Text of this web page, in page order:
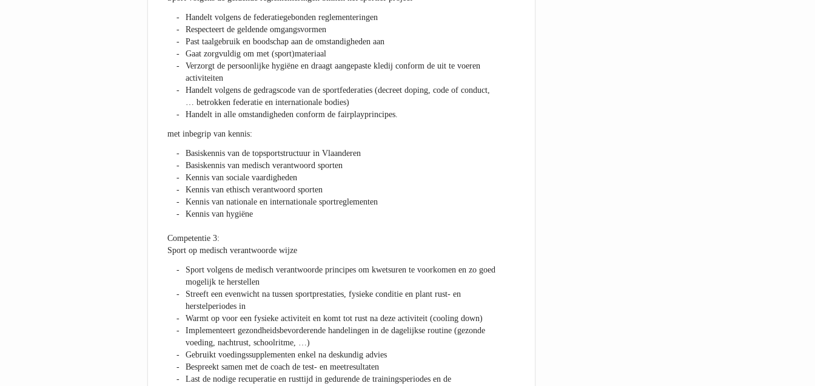
Handelt volgens de federatiegebonden reglementeringen
Respecteert de geldende omgangsvormen
Past taalgebruik en boodschap aan de omstandigheden aan
Gaat zorgvuldig om met (sport)materiaal
Verzorgt de persoonlijke hygiëne en draagt aangepaste kledij conform de uit te voeren
activiteiten
Handelt volgens de gedragscode van de sportfederaties (decreet doping, code of conduct,
… betrokken federatie en internationale bodies)
Handelt in alle omstandigheden conform de fairplayprincipes.
met inbegrip van kennis:
Basiskennis van de topsportstructuur in Vlaanderen
Basiskennis van medisch verantwoord sporten
Kennis van sociale vaardigheden
Kennis van ethisch verantwoord sporten
Kennis van nationale en internationale sportreglementen
Kennis van hygiëne
Competentie 3:
Sport op medisch verantwoorde wijze
Sport volgens de medisch verantwoorde principes om kwetsuren te voorkomen en zo goed
mogelijk te herstellen
Streeft een evenwicht na tussen sportprestaties, fysieke conditie en plant rust- en
herstelperiodes in
Warmt op voor een fysieke activiteit en komt tot rust na deze activiteit (cooling down)
Implementeert gezondheidsbevorderende handelingen in de dagelijkse routine (gezonde
voeding, nachtrust, schoolritme, …)
Gebruikt voedingssupplementen enkel na deskundig advies
Bespreekt samen met de coach de test- en meetresultaten
Last de nodige recuperatie en rusttijd in gedurende de trainingsperiodes en de